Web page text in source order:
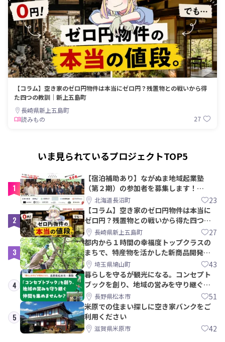
【コラム】空き家のゼロ円物件は本当にゼロ円？残置物との戦いから得
た四つの教訓｜新上五島町
長崎県新上五島町
読みもの
27
いま見られているプロジェクトTOP5
1
【宿泊補助あり】ながぬま地域起業塾
（第２期）の参加者を募集します！
【8/21〆】
北海道長沼町 23
2
【コラム】空き家のゼロ円物件は本当に
ゼロ円？残置物との戦いから得た四つの
教訓｜新上五島町
長崎県新上五島町 27
3
都内から１時間の幸福度トップクラスの
まちで、特産物を活かした新商品開発＆
PRメンバー募集！
埼玉県鳩山町 43
4
暮らしを守るが観光になる。コンセプト
ブックを創り、地域の営みを守り継ぐ仲
間を集めませんか？
長野県松本市 51
5
米原での住まい探しに空き家バンクをご
利用ください
滋賀県米原市 42